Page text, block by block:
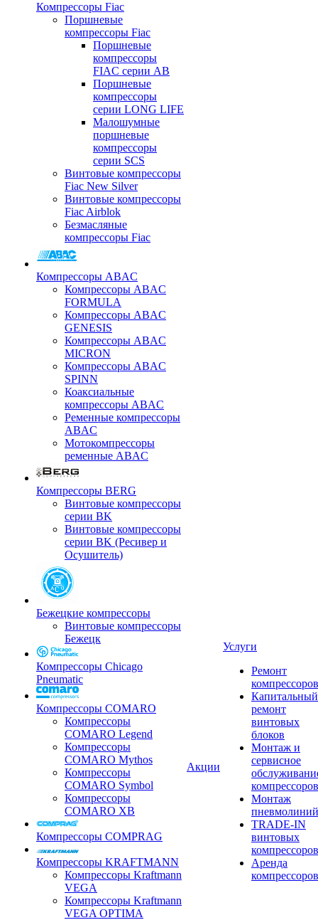
Компрессоры Fiac
Поршневые
компрессоры Fiac
Поршневые
компрессоры
FIAC серии AB
Поршневые
компрессоры
серии LONG LIFE
Малошумные
поршневые
компрессоры
серии SCS
Винтовые компрессоры
Fiac New Silver
Винтовые компрессоры
Fiac Airblok
Безмасляные
компрессоры Fiac
Компрессоры ABAC
Компрессоры ABAC
FORMULA
Компрессоры ABAC
GENESIS
Компрессоры ABAC
MICRON
Компрессоры ABAC
SPINN
Коаксиальные
компрессоры ABAC
Ременные компрессоры
ABAC
Мотокомпрессоры
ременные ABAC
Компрессоры BERG
Винтовые компрессоры
серии BK
Винтовые компрессоры
серии BK (Ресивер и
Осушитель)
Бежецкие компрессоры
Винтовые компрессоры
Бежецк
Компрессоры Chicago
Pneumatic
Компрессоры COMARO
Компрессоры
COMARO Legend
Компрессоры
COMARO Mythos
Компрессоры
COMARO Symbol
Компрессоры
COMARO XB
Компрессоры COMPRAG
Компрессоры KRAFTMANN
Компрессоры Kraftmann
VEGA
Компрессоры Kraftmann
VEGA OPTIMA
Акции
Услуги
Ремонт
компрессоров
Капитальный
ремонт
винтовых
блоков
Монтаж и
сервисное
компрессоров
Монтаж
пневмолиний
TRADE-IN
винтовых
компрессоров
Аренда
компрессоров